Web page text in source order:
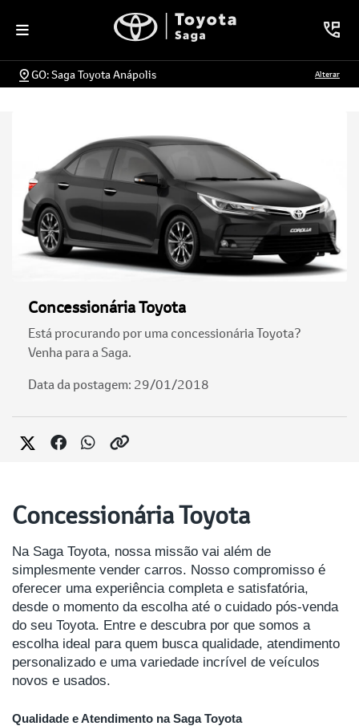
GO: Saga Toyota Anápolis Alterar
Concessionária Toyota
Está procurando por uma concessionária Toyota?
Venha para a Saga.
Data da postagem: 29/01/2018
Concessionária Toyota
Na Saga Toyota, nossa missão vai além de
simplesmente vender carros. Nosso compromisso é
oferecer uma experiência completa e satisfatória,
desde o momento da escolha até o cuidado pós-venda
do seu Toyota. Entre e descubra por que somos a
escolha ideal para quem busca qualidade, atendimento
personalizado e uma variedade incrível de veículos
novos e usados.
Qualidade e Atendimento na Saga Toyota